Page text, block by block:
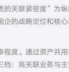
关联紧密度”为纵
的战略定位和核心
程度。通过资产共
：高关联业务与主